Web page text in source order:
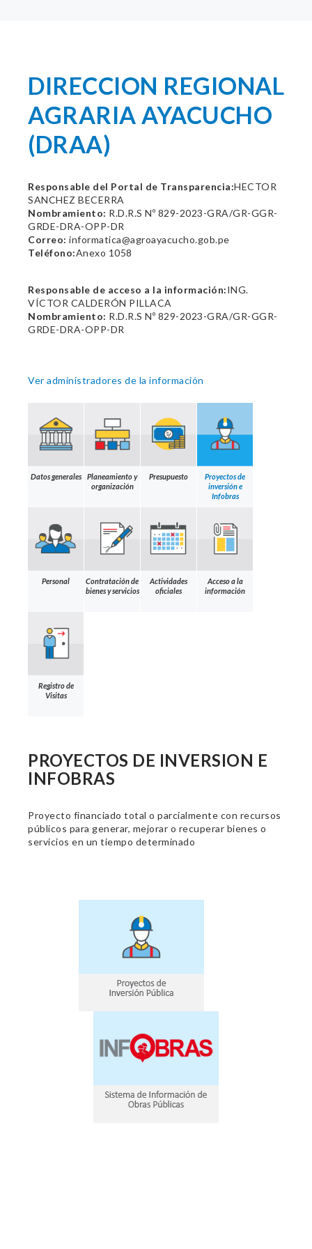
DIRECCION REGIONAL
AGRARIA AYACUCHO
(DRAA)
Responsable del Portal de Transparencia:HECTOR
SANCHEZ BECERRA
Nombramiento: R.D.R.S Nº 829-2023-GRA/GR-GGR-
GRDE-DRA-OPP-DR
Correo: informatica@agroayacucho.gob.pe
Teléfono:Anexo 1058
Responsable de acceso a la información:ING.
VÍCTOR CALDERÓN PILLACA
Nombramiento: R.D.R.S Nº 829-2023-GRA/GR-GGR-
GRDE-DRA-OPP-DR
Ver administradores de la información
Datos generales
Planeamiento y
organización
Presupuesto
Proyectos de
inversión e
Infobras
Personal
Contratación de
bienes y servicios
Actividades
oficiales
Acceso a la
información
Registro de
Visitas
PROYECTOS DE INVERSION E
INFOBRAS
Proyecto financiado total o parcialmente con recursos
públicos para generar, mejorar o recuperar bienes o
servicios en un tiempo determinado